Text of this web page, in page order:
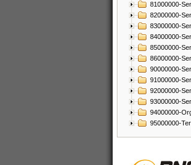
81000000-
82000000-
83000000-
84000000-
85000000-
86000000-
90000000-
91000000-
92000000-
93000000-
94000000-
95000000-